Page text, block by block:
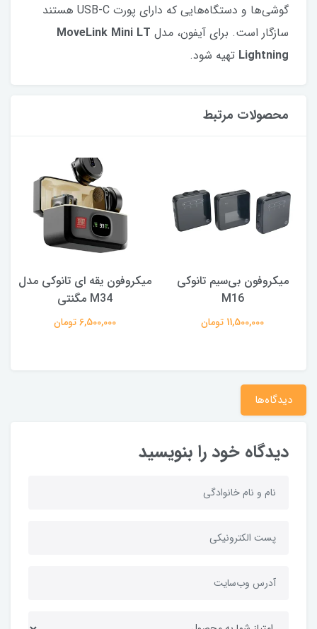
گوشی‌ها و دستگاه‌هایی که دارای پورت USB-C هستند
سازگار است. برای آیفون، مدل MoveLink Mini LT
Lightning تهیه شود.
محصولات مرتبط
میکروفون بی‌سیم تانوکی
M16
11,500,000 تومان
میکروفون یقه ای تانوکی مدل
M34 مگنتی
6,500,000 تومان
دیدگاه‌ها
دیدگاه خود را بنویسید